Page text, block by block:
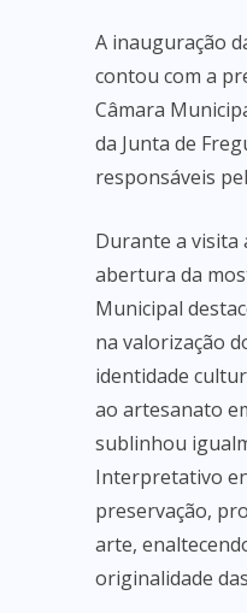
A inauguração
contou com a
Câmara
da Junta de
responsáveis
Durante a
abertura da
Municipal
na valorização
identidade
ao artesanato
sublinhou
Interpretativo
preservação,
arte,
originalidade